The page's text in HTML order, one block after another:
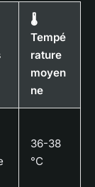
🌡️
Tempé
rature
moyen
ne
36-38
°C